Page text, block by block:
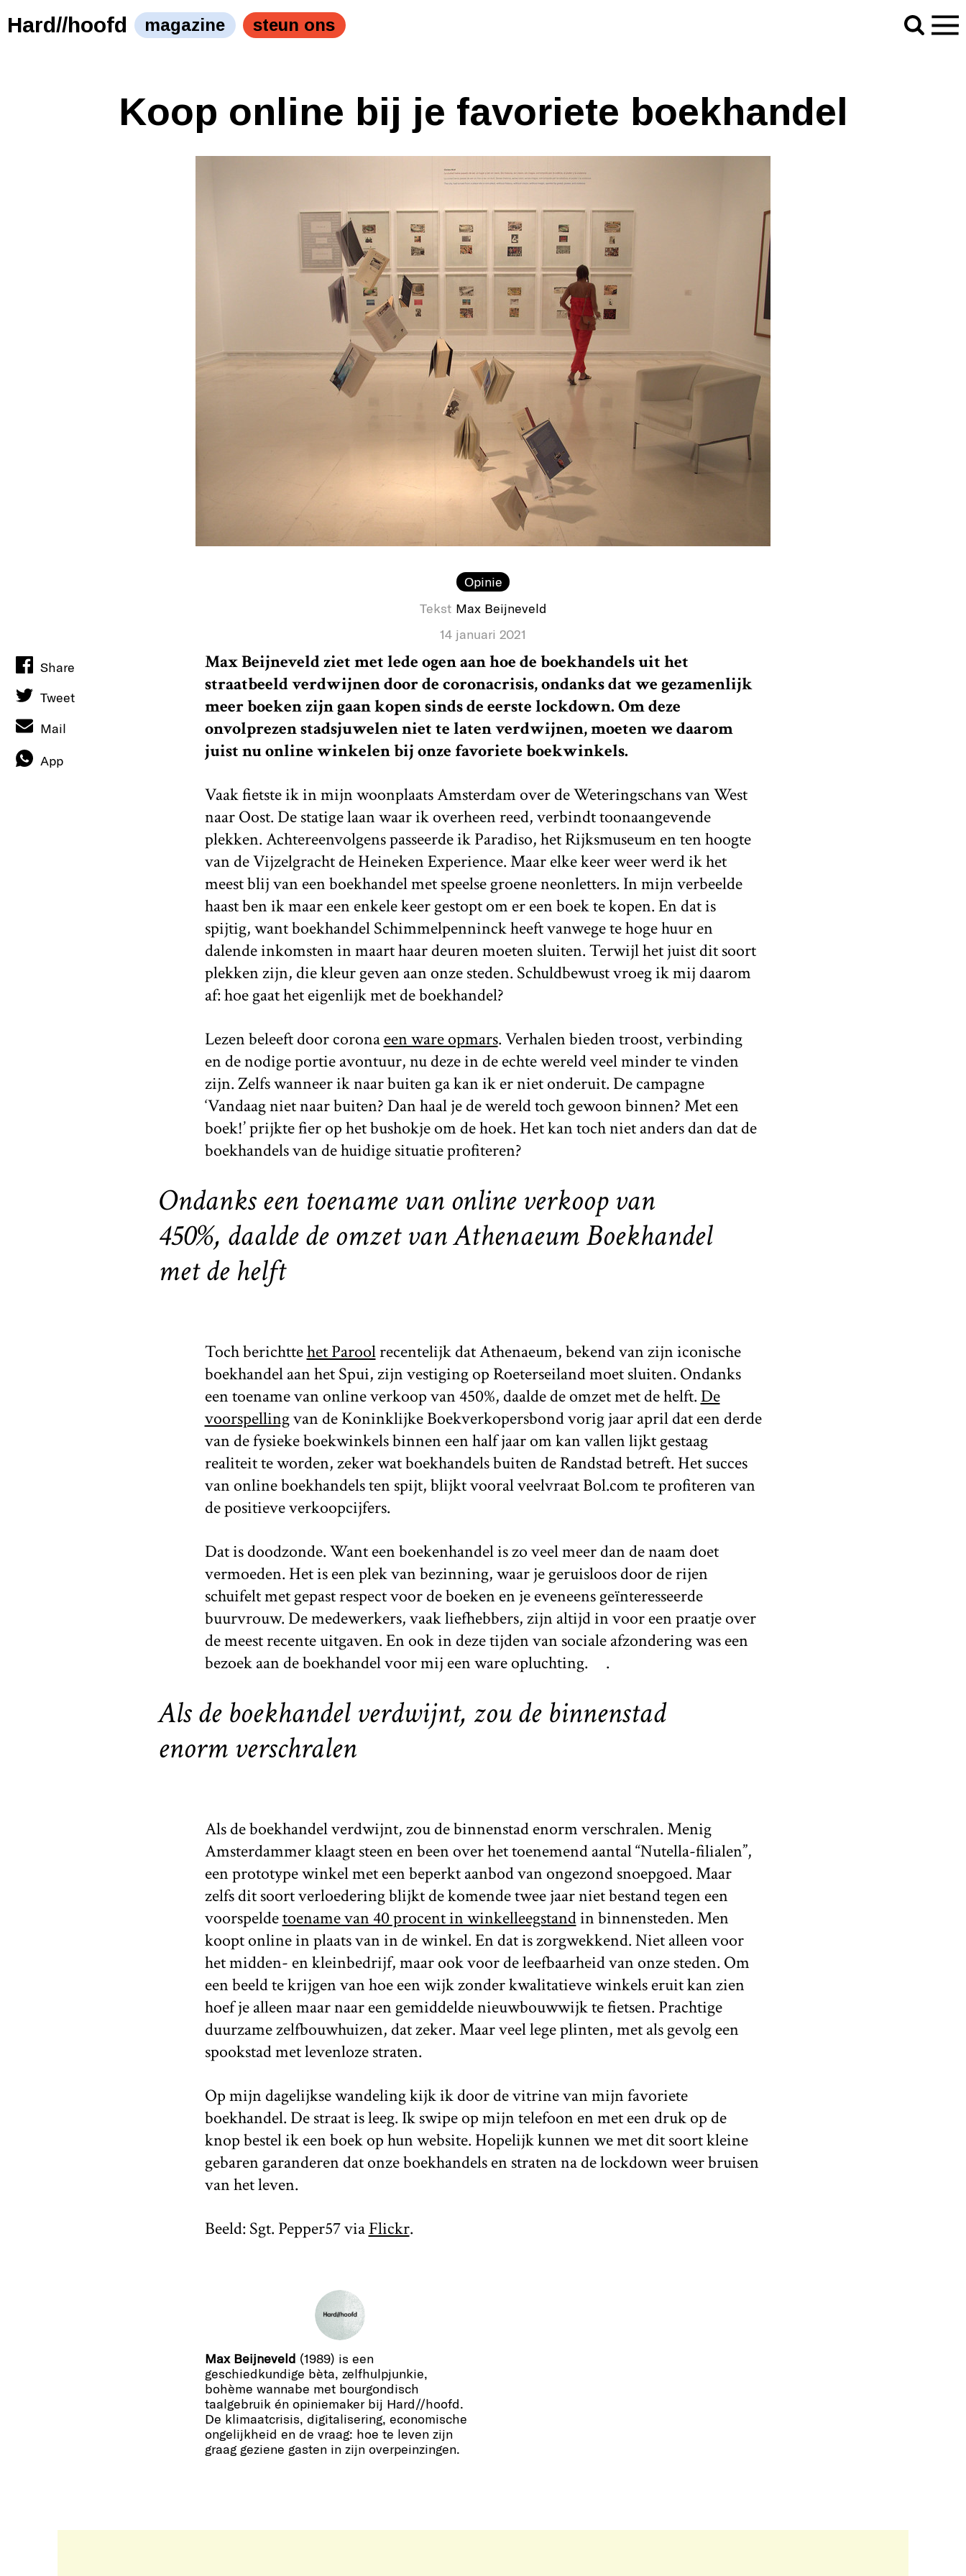
Hard//hoofd magazine steun ons
Koop online bij je favoriete boekhandel
Opinie
Tekst Max Beijneveld
14 januari 2021
Max Beijneveld ziet met lede ogen aan hoe de boekhandels uit het
straatbeeld verdwijnen door de coronacrisis, ondanks dat we gezamenlijk
meer boeken zijn gaan kopen sinds de eerste lockdown. Om deze
onvolprezen stadsjuwelen niet te laten verdwijnen, moeten we daarom
juist nu online winkelen bij onze favoriete boekwinkels.
Vaak fietste ik in mijn woonplaats Amsterdam over de Weteringschans van West
naar Oost. De statige laan waar ik overheen reed, verbindt toonaangevende
plekken. Achtereenvolgens passeerde ik Paradiso, het Rijksmuseum en ten hoogte
van de Vijzelgracht de Heineken Experience. Maar elke keer weer werd ik het
meest blijvan een boekhandel met speelse groene neonletters. In mijn verbeelde
haast ben ik maar een enkele keer gestopt om er een boek te kopen. En dat is
spijtig, want boekhandel Schimmelpenninck heeft vanwege te hoge huur en
dalende inkomsten in maart haar deuren moeten sluiten. Terwijl het juist dit soort
plekken zijn, die kleur geven aan onze steden. Schuldbewust vroeg ik mij daarom
af: hoe gaat het eigenlijk met de boekhandel?
Lezen beleeft door coronaeen ware opmars. Verhalen bieden troost, verbinding
en de nodige portie avontuur, nu deze in de echte wereld veel minder te vinden
zijn. Zelfs wanneer ik naar buiten ga kan ik er niet onderuit. De campagne
‘Vandaag niet naar buiten? Dan haal je de wereld toch gewoon binnen? Met een
boek!’ prijkte fier op het bushokje om de hoek. Het kan toch niet anders dan dat de
boekhandels van de huidige situatie profiteren?
Ondanks een toename van online verkoop van
450%, daalde de omzet van Athenaeum Boekhandel
met de helft
Toch berichttehet Paroolrecentelijk dat Athenaeum, bekend van zijn iconische
boekhandel aan het Spui, zijn vestiging op Roeterseiland moet sluiten. Ondanks
een toename van online verkoop van 450%, daalde de omzet met de helft. De
voorspellingvan de Koninklijke Boekverkopersbond vorig jaar april dat een derde
van de fysieke boekwinkels binnen een half jaar om kan vallen lijkt gestaag
realiteit te worden, zeker wat boekhandels buiten de Randstad betreft. Het succes
van online boekhandels ten spijt, blijkt vooral veelvraat Bol.com te profiteren van
de positieve verkoopcijfers.
Dat is doodzonde. Want een boekenhandel is zo veel meer dan de naam doet
vermoeden. Het is een plek van bezinning, waar je geruisloos door de rijen
schuifelt met gepast respect voor de boeken en je eveneens geïnteresseerde
buurvrouw. De medewerkers, vaak liefhebbers, zijn altijd in voor een praatje over
de meest recente uitgaven. En ook in deze tijden van sociale afzondering was een
bezoek aan de boekhandel voor mij een ware opluchting.
.
Als de boekhandel verdwijnt, zou de binnenstad
enorm verschralen
Als de boekhandel verdwijnt, zou de binnenstad enorm verschralen. Menig
Amsterdammer klaagt steen en been over het toenemend aantal “Nutella-filialen”,
een prototype winkel met een beperkt aanbod van ongezond snoepgoed. Maar
zelfs dit soort verloedering blijkt de komende twee jaar niet bestand tegen een
voorspeldetoename van 40 procent in winkelleegstandin binnensteden. Men
koopt online in plaats van in de winkel. En dat is zorgwekkend. Niet alleen voor
het midden- en kleinbedrijf, maar ook voor de leefbaarheid van onze steden. Om
een beeld te krijgen van hoe een wijk zonder kwalitatieve winkels eruit kan zien
hoef je alleen maar naar een gemiddelde nieuwbouwwijk te fietsen. Prachtige
duurzame zelfbouwhuizen, dat zeker. Maar veel lege plinten, met als gevolg een
spookstad met levenloze straten.
Op mijn dagelijkse wandeling kijk ik door de vitrine van mijn favoriete
boekhandel. De straat is leeg. Ik swipe op mijn telefoon en met een druk op de
knop bestel ik een boek op hun website. Hopelijkkunnen we met dit soort kleine
gebaren garanderen dat onze boekhandels en straten na de lockdown weer bruisen
van het leven.
Beeld: Sgt. Pepper57 viaFlickr.
Share
Tweet
Mail
App
Max Beijneveld (1989) is een
geschiedkundige bèta, zelfhulpjunkie,
bohème wannabe met bourgondisch
taalgebruik én opiniemaker bij Hard//hoofd.
De klimaatcrisis, digitalisering, economische
ongelijkheid en de vraag: hoe te leven zijn
graag geziene gasten in zijn overpeinzingen.